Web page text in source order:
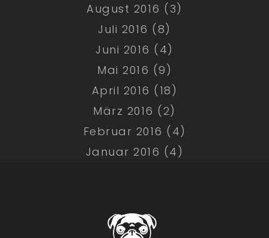
August 2016 (3)
Juli 2016 (8)
Juni 2016 (4)
Mai 2016 (9)
April 2016 (18)
März 2016 (2)
Februar 2016 (4)
Januar 2016 (4)